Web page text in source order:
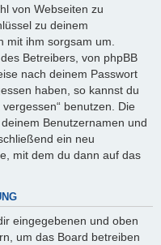
von Webseiten zu
zu deinem
mit ihm sorgsam um.
Betreibers, von phpBB
nach deinem Passwort
haben, so kannst du
benutzen. Die
Benutzernamen und
ein neu
mit dem du dann auf das
eingegebenen und oben
um das Board betreiben